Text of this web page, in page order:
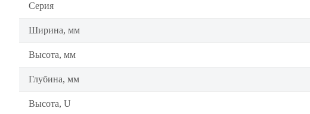
Серия
Ширина, мм
Высота, мм
Глубина, мм
Высота, U